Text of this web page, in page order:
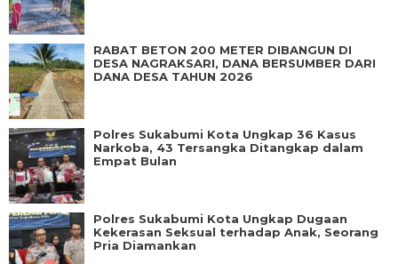
RABAT BETON 200 METER DIBANGUN DI
DESA NAGRAKSARI, DANA BERSUMBER DARI
DANA DESA TAHUN 2026
Polres Sukabumi Kota Ungkap 36 Kasus
Narkoba, 43 Tersangka Ditangkap dalam
Empat Bulan
Polres Sukabumi Kota Ungkap Dugaan
Kekerasan Seksual terhadap Anak, Seorang
Pria Diamankan